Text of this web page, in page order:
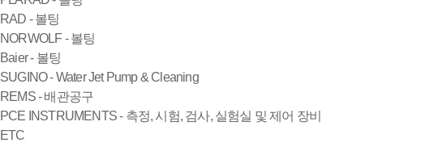
RAD - 볼팅
NORWOLF - 볼팅
Baier - 볼팅
SUGINO - Water Jet Pump & Cleaning
REMS - 배관공구
PCE INSTRUMENTS - 측정, 시험, 검사, 실험실 및 제어 장비
ETC